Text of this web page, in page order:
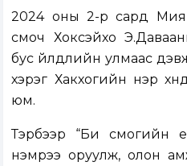
2024 оны 2-р сард
сүмоч Хокүсэйхо
бус үйлдлийн улмаас
хэрэг Хакүхогийн нэр
юм.
Тэрбээр “Би сүмогийн
нэмрээ оруулж, олон